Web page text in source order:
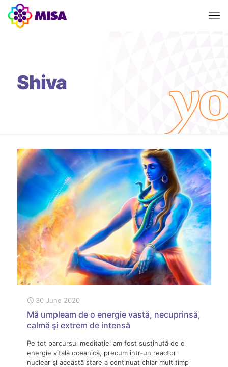
Shiva
30 June 2020
Mă umpleam de o energie vastă, necuprinsă,
calmă şi extrem de intensă
Pe tot parcursul meditaţiei am fost susţinută de o
energie vitală oceanică, precum într‑un reactor
nuclear şi această stare a continuat chiar mult timp